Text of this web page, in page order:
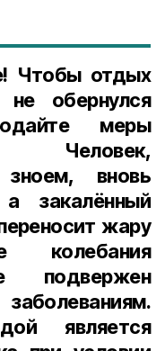
Чтобы отдых
обернулся
меры
Человек,
вновь
закалённый
жару
подвержен
является